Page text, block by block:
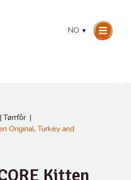
NO ▼
Tørrfôr
Original, Turkey and
Kitten